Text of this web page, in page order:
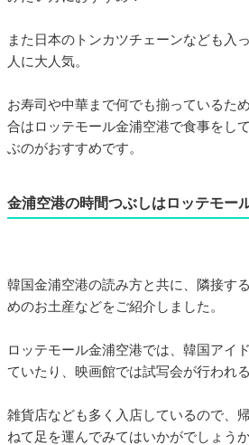
また日本のトンカツチェーンなども入
人に大人気。
お寿司や中華まで何でも揃っているた
合はロッテモール金浦空港で食事をし
ぶのがおすすめです。
金浦空港の時間つぶしはロッテモー
韓国金浦空港の読み方と共に、隣接す
めのお土産などをご紹介しました。
ロッテモール金浦空港では、韓国アイ
ていたり、映画館では試写会が行われる
雑貨店なども多く入店しているので、
ねて足を運んでみてはいかがでしょう